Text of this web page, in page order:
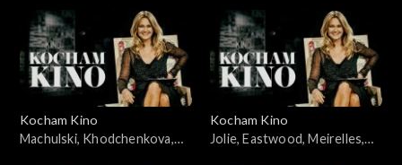
Kocham Kino
Machulski, Khodchenkova,
Kocham Kino
Jolie, Eastwood, Meirelles,